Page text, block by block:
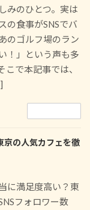
みのひとつ。実は
の食事がSNSでバ
のゴルフ場のラン
！」という声も多
こで本記事では、
京の人気カフェを徹
に満足度高い？東
フォロワー数